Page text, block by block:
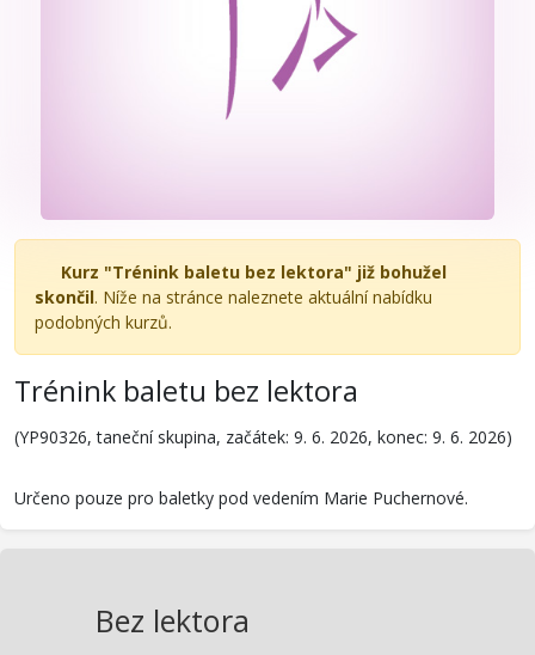
Kurz "Trénink baletu bez lektora" již bohužel
skončil. Níže na stránce naleznete aktuální nabídku
podobných kurzů.
Trénink baletu bez lektora
(YP90326, taneční skupina, začátek: 9. 6. 2026, konec: 9. 6. 2026)
Určeno pouze pro baletky pod vedením Marie Puchernové.
Bez lektora